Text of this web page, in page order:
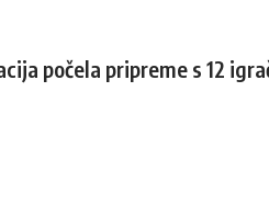
počela pripreme s 12